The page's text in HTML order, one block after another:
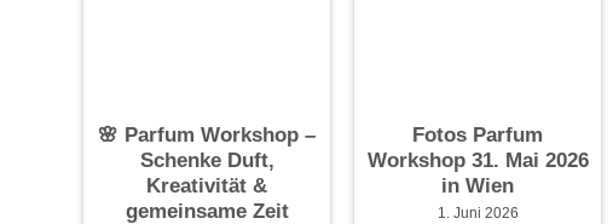
🌸 Parfum Workshop –
Schenke Duft,
Kreativität &
gemeinsame Zeit
Fotos Parfum
Workshop 31. Mai 2026
in Wien
1. Juni 2026